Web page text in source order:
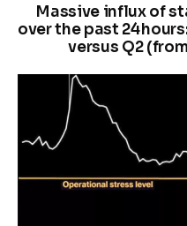
Massive influx of
over the past 24
versus Q2